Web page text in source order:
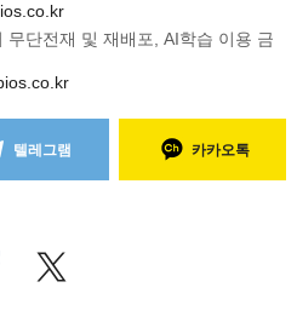
단전재 및 재배포, AI학습 이용 금
텔레그램 카카오톡
트위
터로